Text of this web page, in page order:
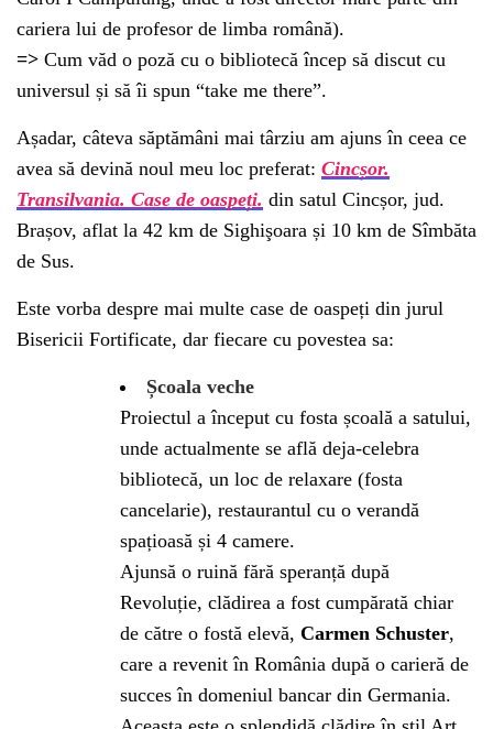
cariera lui de profesor de limba română).
=> Cum văd o poză cu o bibliotecă încep să discut cu
universul și să îi spun “take me there”.
Așadar, câteva săptămâni mai târziu am ajuns în ceea ce
avea să devină noul meu loc preferat: Cincșor.
Transilvania. Case de oaspeți. din satul Cincșor, jud.
Brașov, aflat la 42 km de Sighişoara și 10 km de Sîmbăta
de Sus.
Este vorba despre mai multe case de oaspeți din jurul
Bisericii Fortificate, dar fiecare cu povestea sa:
Școala veche
Proiectul a început cu fosta școală a satului,
unde actualmente se află deja-celebra
bibliotecă, un loc de relaxare (fosta
cancelarie), restaurantul cu o verandă
spațioasă și 4 camere.
Ajunsă o ruină fără speranță după
Revoluție, clădirea a fost cumpărată chiar
de către o fostă elevă, Carmen Schuster,
care a revenit în România după o carieră de
succes în domeniul bancar din Germania.